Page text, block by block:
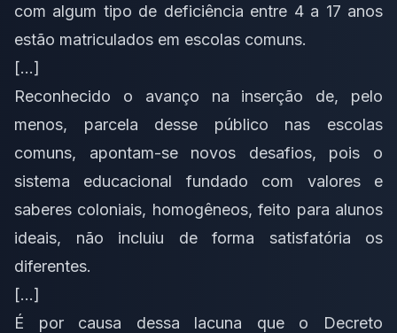
com algum tipo de deficiência entre 4 a 17 anos
estão matriculados em escolas comuns.
[…]
Reconhecido o avanço na inserção de, pelo
menos, parcela desse público nas escolas
comuns, apontam-se novos desafios, pois o
sistema educacional fundado com valores e
saberes coloniais, homogêneos, feito para alunos
ideais, não incluiu de forma satisfatória os
diferentes.
[…]
É por causa dessa lacuna que o Decreto